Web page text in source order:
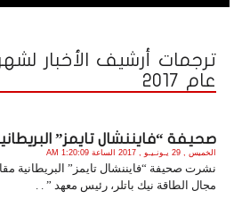
ترجمات أرشيف الأخبار
عام 2017
صحيفة “فايننشال تايمز”
الخميس , 29 يـونـيـو , 2017 الساعة 1:20:09 AM
نشرت صحيفة “فايننشال تايمز” البريطانية
مجال الطاقة نيك باتلر، رئيس معهد ” . .